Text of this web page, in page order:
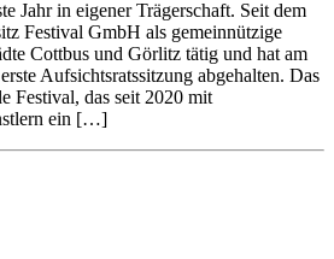
Jahr in eigener Trägerschaft. Seit dem
Festival GmbH als gemeinnützige
Cottbus und Görlitz tätig und hat am
Aufsichtsratssitzung abgehalten. Das
Festival, das seit 2020 mit
ein […]